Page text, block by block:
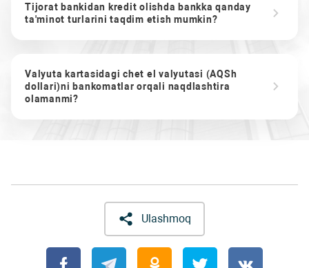
Tijorat bankidan kredit olishda bankka qanday
ta'minot turlarini taqdim etish mumkin?
Valyuta kartasidagi chet el valyutasi (AQSh
dollari)ni bankomatlar orqali naqdlashtira
olamanmi?
Ulashmoq